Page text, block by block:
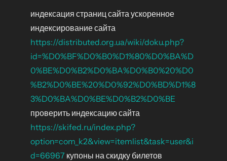
индексация страниц сайта ускоренное
индексирование сайта
https://distributed.org.ua/wiki/doku.php?
id=%D0%BF%D0%B0%D1%80%D0%BA%D
0%BE%D0%B2%D0%BA%D0%B0%20%D0
%B2%D0%BE%20%D0%92%D0%BD%D1%8
3%D0%BA%D0%BE%D0%B2%D0%BE
проверить индексацию сайта
https://skifed.ru/index.php?
option=com_k2&view=itemlist&task=user&i
d=66967 купоны на скидку билетов